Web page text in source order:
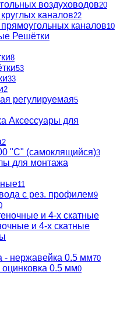
воздуховодов20
каналов22
каналов10
Решётки
8
53
33
2
регулируемая5
Аксессуары для
2
"С" (самоклящийся)3
для монтажа
11
с рез. профилем9
и 4-х скатные
- нержавейка 0.5 мм70
0.5 мм0